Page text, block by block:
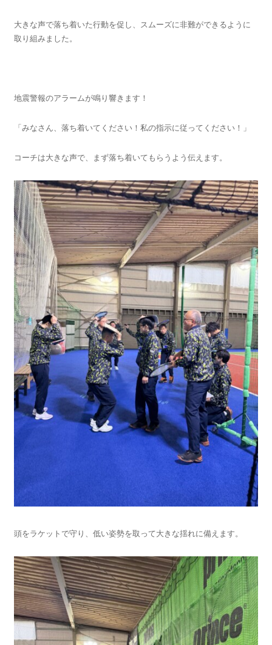
大きな声で落ち着いた行動を促し、スムーズに非難ができるように
取り組みました。
地震警報のアラームが鳴り響きます！
「みなさん、落ち着いてください！私の指示に従ってください！」
コーチは大きな声で、まず落ち着いてもらうよう伝えます。
頭をラケットで守り、低い姿勢を取って大きな揺れに備えます。